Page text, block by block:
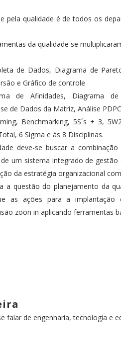
pela qualidade é de todos os
da qualidade se
de Dados, Diagrama de
e Gráfico de controle
de Afinidades, Diagrama
de Dados da Matriz, Análise
Benchmarking, 5S´s + 3,
6 Sigma e ás 8 Disciplinas.
deve-se buscar a
um sistema integrado de gestão
da estratégia organizacional
a questão do planejamento da
as ações para a
zoon in aplicando ferramentas
falar de engenharia, tecnologia e